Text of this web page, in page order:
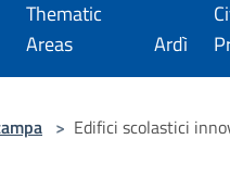
Thematic
Areas
Ardì
> Edifici scolastici